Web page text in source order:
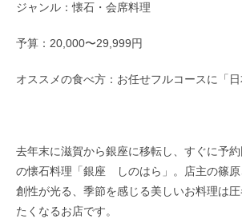
ジャンル：懐石・会席料理
予算：20,000〜29,999円
オススメの食べ方：お任せフルコースに「日
去年末に滋賀から銀座に移転し、すぐに予
の懐石料理「銀座 しのはら」。店主の篠原
創性が光る、季節を感じる美しいお料理は
たくなるお店です。